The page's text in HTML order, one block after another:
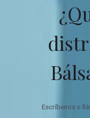
Escríbenos o